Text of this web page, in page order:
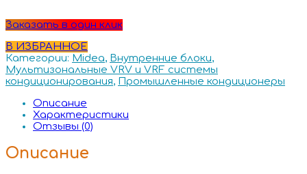
Заказать в один клик
В ИЗБРАННОЕ
Категории: Midea, Внутренние блоки,
Мультизональные VRV и VRF системы
кондиционирования, Промышленные кондиционеры
Описание
Характеристики
Отзывы (0)
Описание